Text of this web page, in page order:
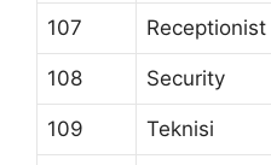
107 Receptionist
108 Security
109 Teknisi